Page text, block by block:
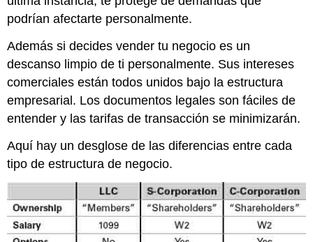
podrían afectarte personalmente.
Además si decides vender tu negocio es un
descanso limpio de ti personalmente. Sus intereses
comerciales están todos unidos bajo la estructura
empresarial. Los documentos legales son fáciles de
entender y las tarifas de transacción se minimizarán.
Aquí hay un desglose de las diferencias entre cada
tipo de estructura de negocio.